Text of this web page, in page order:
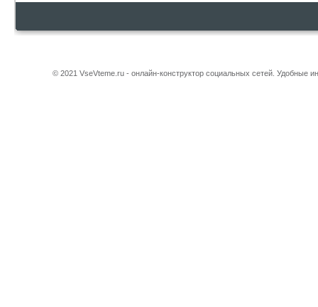
© 2021 VseVteme.ru - онлайн-конструктор социальных сетей. Удобные